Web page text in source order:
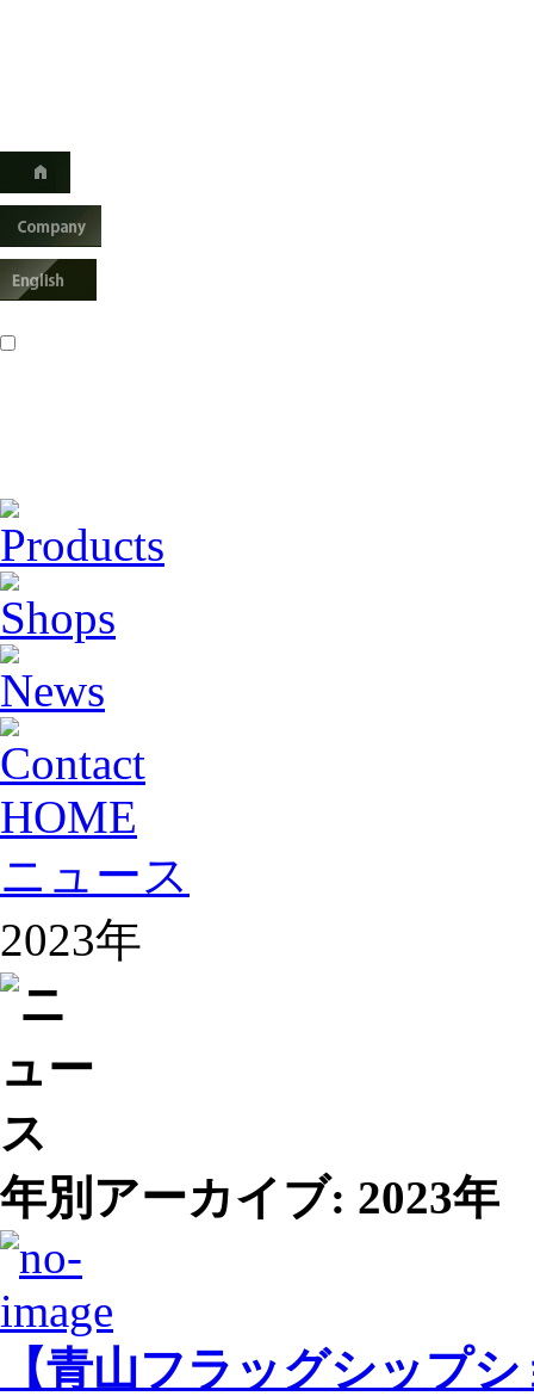
HOME
ニュース
2023年
年別アーカイブ: 2023年
【青山フラッグシップ